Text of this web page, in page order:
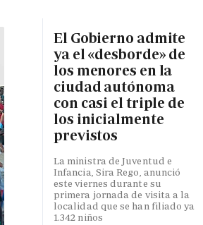
El Gobierno admite
ya el «desborde» de
los menores en la
ciudad autónoma
con casi el triple de
los inicialmente
previstos
La ministra de Juventud e
Infancia, Sira Rego, anunció
este viernes durante su
primera jornada de visita a la
localidad que se han filiado ya
1.342 niños